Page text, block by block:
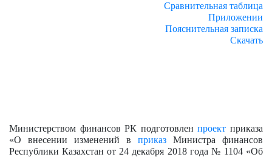
Сравнительная таблица
Приложении
Пояснительная записка
Скачать
Министерством финансов РК подготовленпроект приказа
«О внесении изменений в приказ Министра финансов
Республики Казахстан от 24 декабря 2018 года № 1104 «Об